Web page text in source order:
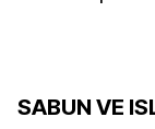
SABUN VE